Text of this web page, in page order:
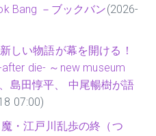
Bang －ブックバン(2026-
しい物語が幕を開ける！
-after die- ～new museum
島田惇平、 中尾暢樹が語
07:00)
・江戸川乱歩の終（つ